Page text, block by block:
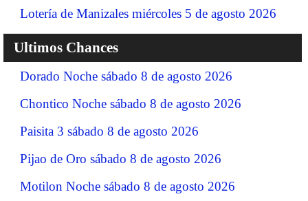
Lotería de Manizales miércoles 5 de agosto 2026
Ultimos Chances
Dorado Noche sábado 8 de agosto 2026
Chontico Noche sábado 8 de agosto 2026
Paisita 3 sábado 8 de agosto 2026
Pijao de Oro sábado 8 de agosto 2026
Motilon Noche sábado 8 de agosto 2026